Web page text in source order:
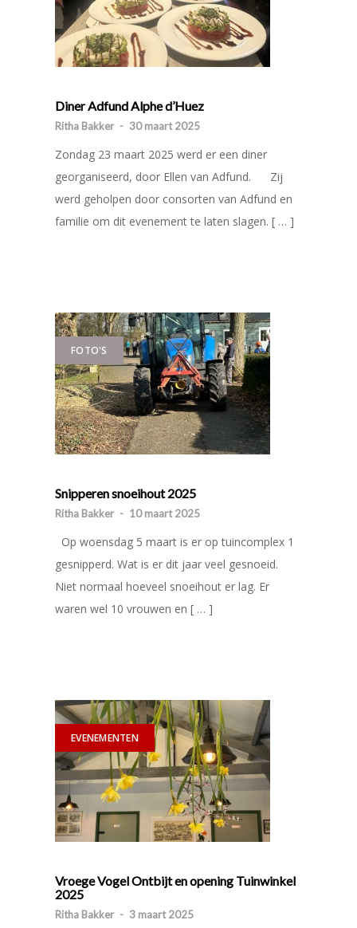
Diner Adfund Alphe d’Huez
Ritha Bakker - 30 maart 2025
Zondag 23 maart 2025 werd er een diner
georganiseerd, door Ellen van Adfund. Zij
werd geholpen door consorten van Adfund en
familie om dit evenement te laten slagen. [ … ]
FOTO'S
Snipperen snoeihout 2025
Ritha Bakker - 10 maart 2025
Op woensdag 5 maart is er op tuincomplex 1
gesnipperd. Wat is er dit jaar veel gesnoeid.
Niet normaal hoeveel snoeihout er lag. Er
waren wel 10 vrouwen en [ … ]
EVENEMENTEN
Vroege Vogel Ontbijt en opening Tuinwinkel
2025
Ritha Bakker - 3 maart 2025